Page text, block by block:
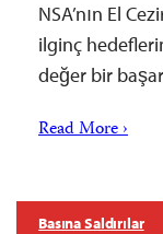
NSA’nın El
ilginç
değer bir
Read More ›
Basına Saldırılar